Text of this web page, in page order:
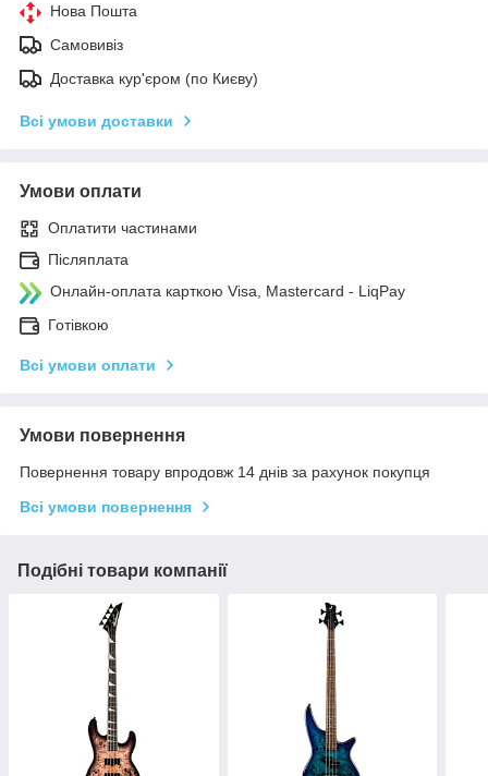
Нова Пошта
Самовивіз
Доставка кур'єром (по Києву)
Всі умови доставки
Умови оплати
Оплатити частинами
Післяплата
Онлайн-оплата карткою Visa, Mastercard - LiqPay
Готівкою
Всі умови оплати
Умови повернення
Повернення товару впродовж 14 днів за рахунок покупця
Всі умови повернення
Подібні товари компанії